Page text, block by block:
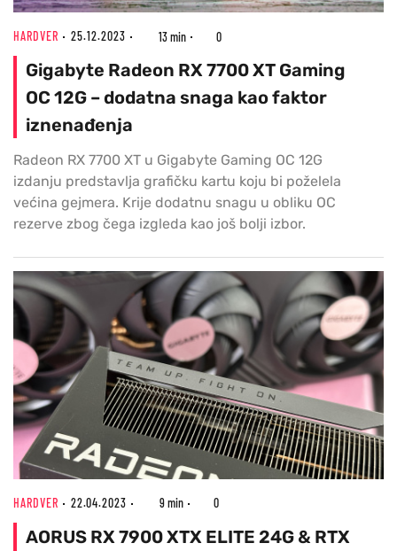
HARDVER 25.12.2023 13 min 0
Gigabyte Radeon RX 7700 XT Gaming
OC 12G – dodatna snaga kao faktor
iznenađenja
Radeon RX 7700 XT u Gigabyte Gaming OC 12G
izdanju predstavlja grafičku kartu koju bi poželela
većina gejmera. Krije dodatnu snagu u obliku OC
rezerve zbog čega izgleda kao još bolji izbor.
HARDVER 22.04.2023 9 min 0
AORUS RX 7900 XTX ELITE 24G & RTX